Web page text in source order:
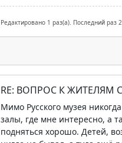
Редактировано 1 раз(а). Последний
RE: ВОПРОС К ЖИТЕЛЯМ
Мимо Русского музея
залы, где мне интересно, а
подняться хорошо. Детей,